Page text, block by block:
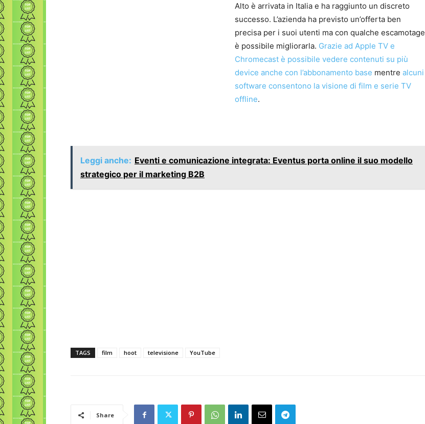
Alto è arrivata in Italia e ha raggiunto un discreto
successo. L’azienda ha previsto un’offerta ben
precisa per i suoi utenti ma con qualche escamotage
è possibile migliorarla. Grazie ad Apple TV e
Chromecast è possibile vedere contenuti su più
device anche con l’abbonamento base mentre alcuni
software consentono la visione di film e serie TV
offline.
Leggi anche: Eventi e comunicazione integrata: Eventus porta online il suo modello
strategico per il marketing B2B
TAGS film hoot televisione YouTube
Share